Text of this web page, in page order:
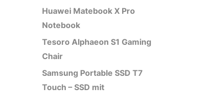
Huawei Matebook X Pro
Notebook
Tesoro Alphaeon S1 Gaming
Chair
Samsung Portable SSD T7
Touch – SSD mit